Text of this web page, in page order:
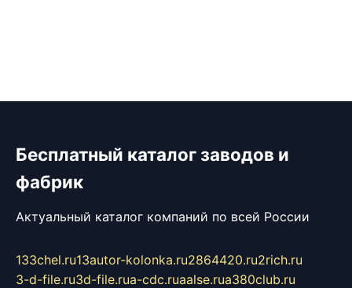
Бесплатный каталог заводов и
фабрик
Актуальный каталог компаний по всей России
133chel.ru13autor-kolonka.ru2864420.ru2rich.ru
3-d-file.ru3d-file.rua-cdc.ruaalse.rua380club.ru